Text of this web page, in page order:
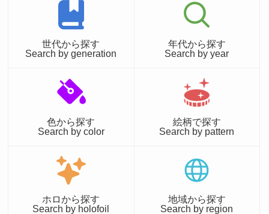
世代から探す
Search by generation
年代から探す
Search by year
色から探す
Search by color
絵柄で探す
Search by pattern
ホロから探す
Search by holofoil
地域から探す
Search by region